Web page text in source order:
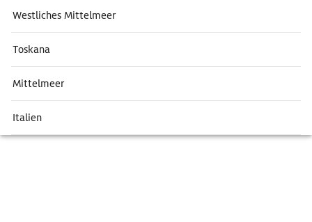
Westliches Mittelmeer
Toskana
Mittelmeer
Italien